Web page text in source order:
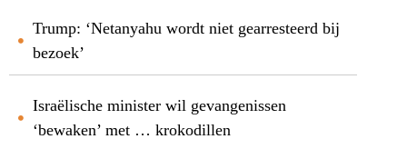
Trump: ‘Netanyahu wordt niet gearresteerd bij
bezoek’
Israëlische minister wil gevangenissen
‘bewaken’ met … krokodillen